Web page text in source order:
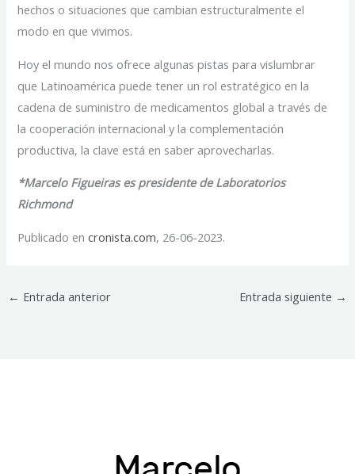
hechos o situaciones que cambian estructuralmente el
modo en que vivimos.
Hoy el mundo nos ofrece algunas pistas para vislumbrar
que Latinoamérica puede tener un rol estratégico en la
cadena de suministro de medicamentos global a través de
la cooperación internacional y la complementación
productiva, la clave está en saber aprovecharlas.
*Marcelo Figueiras es presidente de Laboratorios
Richmond
Publicado encronista.com, 26-06-2023.
← Entrada anterior Entrada siguiente →